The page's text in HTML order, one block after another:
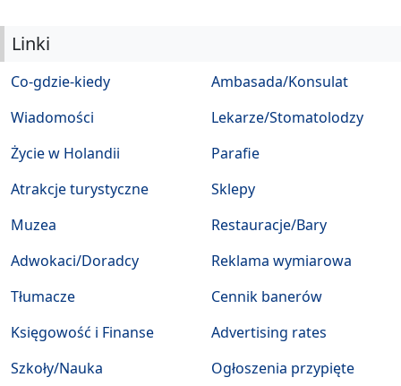
Linki
Co-gdzie-kiedy
Wiadomości
Życie w Holandii
Atrakcje turystyczne
Muzea
Ambasada/Konsulat
Lekarze/Stomatolodzy
Parafie
Sklepy
Restauracje/Bary
Adwokaci/Doradcy
Tłumacze
Księgowość i Finanse
Szkoły/Nauka
Reklama wymiarowa
Cennik banerów
Advertising rates
Ogłoszenia przypięte